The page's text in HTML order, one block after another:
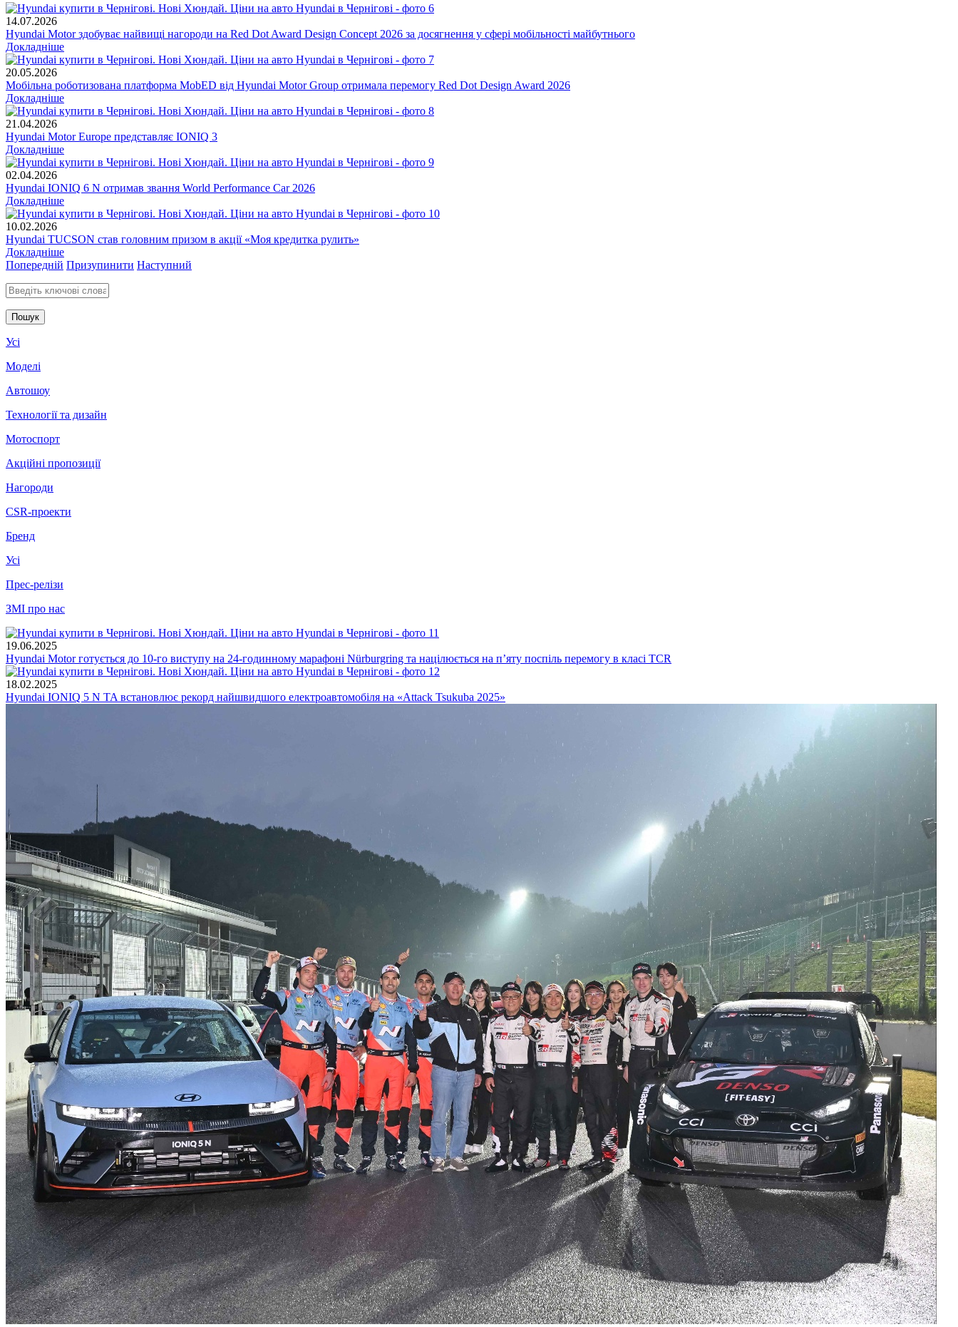
14.07.2026
Hyundai Motor здобуває найвищі нагороди на Red Dot Award Design Concept 2026 за досягнення у сфері мобільності майбутнього
Докладніше
20.05.2026
Мобільна роботизована платформа MobED від Hyundai Motor Group отримала перемогу Red Dot Design Award 2026
Докладніше
21.04.2026
Hyundai Motor Europe представляє IONIQ 3
Докладніше
02.04.2026
Hyundai IONIQ 6 N отримав звання World Performance Car 2026
Докладніше
10.02.2026
Hyundai TUCSON став головним призом в акції «Моя кредитка рулить»
Докладніше
Попередній Призупинити Наступний
Введіть ключові слова для пошуку
Усі
Моделі
Автошоу
Технології та дизайн
Мотоспорт
Акційні пропозиції
Нагороди
CSR-проекти
Бренд
Усі
Прес-релізи
ЗМІ про нас
19.06.2025
Hyundai Motor готується до 10-го виступу на 24-годинному марафоні Nürburgring та націлюється на п’яту поспіль перемогу в класі TCR
18.02.2025
Hyundai IONIQ 5 N TA встановлює рекорд найшвидшого електроавтомобіля на «Attack Tsukuba 2025»